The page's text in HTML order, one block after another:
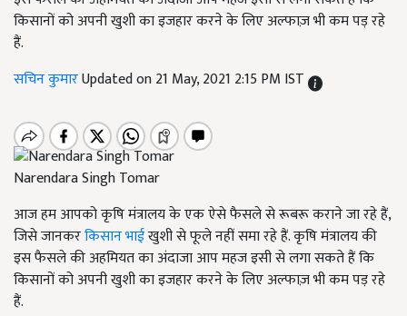
किसानों को अपनी खुशी का इजहार करने के लिए अल्फाज़ भी कम पड़ रहे
हैं.
सचिन कुमारUpdated on 21 May, 2021 2:15 PM IST
Narendara Singh Tomar
आज हम आपको कृषि मंत्रालय के एक ऐसे फैसले से रूबरू कराने जा रहे हैं,
जिसे जानकरकिसान भाईखुशी से फूले नहीं समा रहे हैं. कृषि मंत्रालय की
इस फैसले की अहमियत का अंदाजा आप महज इसी से लगा सकते हैं कि
किसानों को अपनी खुशी का इजहार करने के लिए अल्फाज़ भी कम पड़ रहे
हैं.